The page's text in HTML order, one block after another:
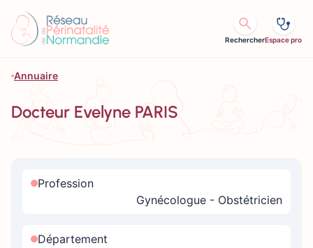
RechercherEspace pro
Annuaire
Docteur Evelyne PARIS
Profession
Gynécologue - Obstétricien
Département